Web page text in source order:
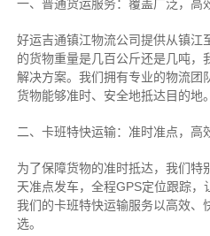
一、普通货运服务：覆盖广泛，高
好运吉通镇江物流公司提供从镇江
的货物重量是几百公斤还是几吨，
解决方案。我们拥有专业的物流团
货物能够准时、安全地抵达目的地。
二、卡班特快运输：准时准点，高
为了保障货物的准时抵达，我们特
天准点发车，全程GPS定位跟踪，
我们的卡班特快运输服务以高效、
选。